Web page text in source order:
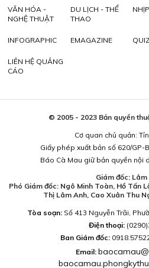
VĂN HÓA -
NGHỆ THUẬT
DU LỊCH - THỂ
THAO
INFOGRAPHIC EMAGAZINE
LIÊN HỆ QUẢNG
CÁO
© 2005 - 2023 Bản quyền
Cơ quan chủ quản:
Giấy phép xuất bản số 620/GP-
Báo Cà Mau giữ bản quyền nội
Giám đốc: Lâm
Phó Giám đốc: Ngô Minh Toàn, Hồ Tấn
Thị Lâm Anh, Cao Xuân Thu
Tòa soạn:Số 413 Nguyễn Trãi,
Điện thoại:
Ban Giám đốc:
Email: